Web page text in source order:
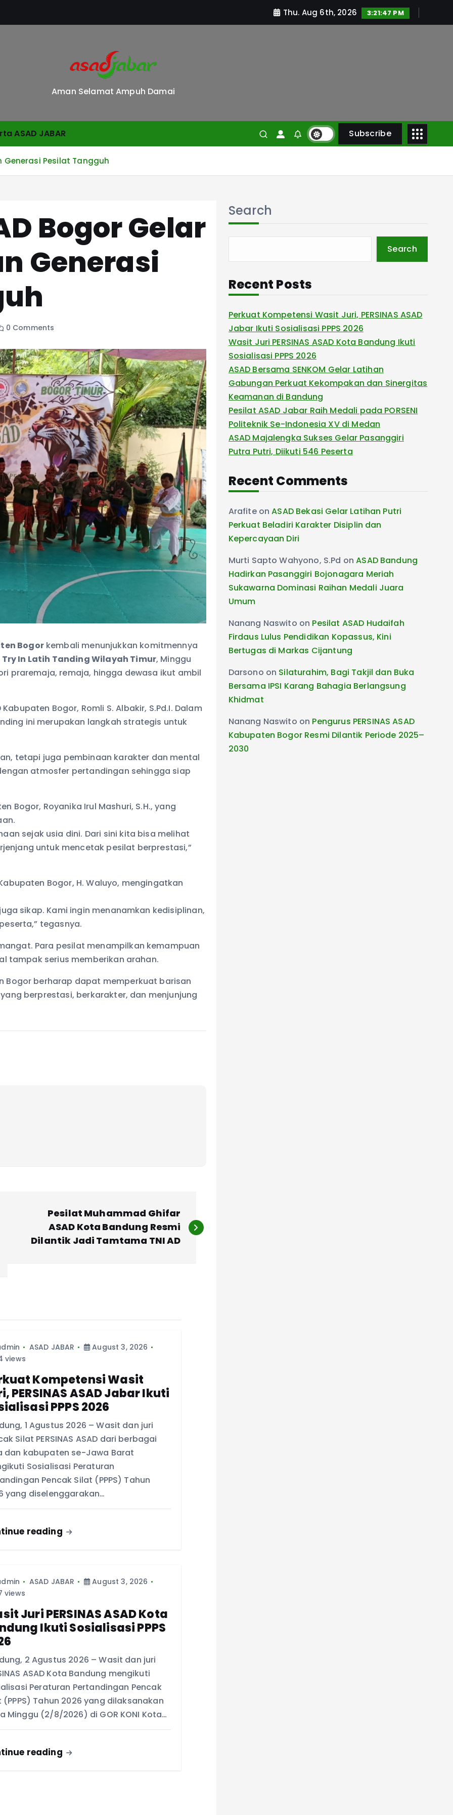
Thu. Aug 6th, 2026 3:21:48 PM
Aman Selamat Ampuh Damai
ASAD JABAR Subscribe
Generasi Pesilat Tangguh
Bogor Gelar
Generasi
0 Comments
Bogorkembali menunjukkan komitmennya
Try In Latih Tanding Wilayah Timur, Minggu
praremaja, remaja, hingga dewasa ikut ambil
Bogor, Romli S. Albakir, S.Pd.I. Dalam
ini merupakan langkah strategis untuk
tetapi juga pembinaan karakter dan mental
atmosfer pertandingan sehingga siap
Bogor, Royanika Irul Mashuri, S.H., yang
sejak usia dini. Dari sini kita bisa melihat
untuk mencetak pesilat berprestasi,”
Bogor, H. Waluyo, mengingatkan
sikap. Kami ingin menanamkan kedisiplinan,
tegasnya.
Para pesilat menampilkan kemampuan
tampak serius memberikan arahan.
Bogor berharap dapat memperkuat barisan
berprestasi, berkarakter, dan menjunjung
Pesilat Muhammad Ghifar
ASAD Kota Bandung Resmi
Dilantik Jadi Tamtama TNI AD
ASAD JABAR
August 3, 2026
views
Kompetensi Wasit
PERSINAS ASAD Jabar Ikuti
PPPS 2026
1 Agustus 2026 – Wasit dan juri
Silat PERSINAS ASAD dari berbagai
dan kabupaten se-Jawa Barat
Sosialisasi Peraturan
Pencak Silat (PPPS) Tahun
yang diselenggarakan…
reading
ASAD JABAR
August 3, 2026
views
Juri PERSINAS ASAD Kota
Ikuti Sosialisasi PPPS
2 Agustus 2026 – Wasit dan juri
ASAD Kota Bandung mengikuti
Peraturan Pertandingan Pencak
(PPPS) Tahun 2026 yang dilaksanakan
Minggu (2/8/2026) di GOR KONI Kota…
reading
Search
Search
Recent Posts
Perkuat Kompetensi Wasit Juri, PERSINAS ASAD
Jabar Ikuti Sosialisasi PPPS 2026
Wasit Juri PERSINAS ASAD Kota Bandung Ikuti
Sosialisasi PPPS 2026
ASAD Bersama SENKOM Gelar Latihan
Gabungan Perkuat Kekompakan dan Sinergitas
Keamanan di Bandung
Pesilat ASAD Jabar Raih Medali pada PORSENI
Politeknik Se-Indonesia XV di Medan
ASAD Majalengka Sukses Gelar Pasanggiri
Putra Putri, Diikuti 546 Peserta
Recent Comments
ArafiteonASAD Bekasi Gelar Latihan Putri
Perkuat Beladiri Karakter Disiplin dan
Kepercayaan Diri
Murti Sapto Wahyono, S.Pd onASAD Bandung
Hadirkan Pasanggiri Bojonagara Meriah
Sukawarna Dominasi Raihan Medali Juara
Umum
Nanang Naswito on Pesilat ASAD Hudaifah
Firdaus Lulus Pendidikan Kopassus, Kini
Bertugas di Markas Cijantung
Darsono on Silaturahim, Bagi Takjil dan Buka
Bersama IPSI Karang Bahagia Berlangsung
Khidmat
Nanang Naswito on Pengurus PERSINAS ASAD
Kabupaten Bogor Resmi Dilantik Periode 2025–
2030